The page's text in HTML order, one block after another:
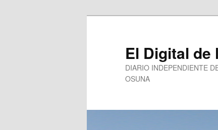
El Digital de
DIARIO INDEPENDIENTE
OSUNA